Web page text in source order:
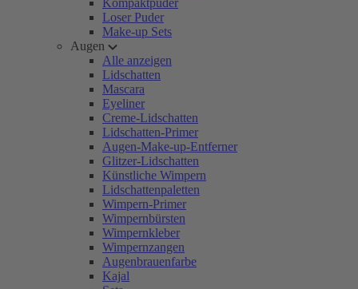
Kompaktpuder
Loser Puder
Make-up Sets
Augen
Alle anzeigen
Lidschatten
Mascara
Eyeliner
Creme-Lidschatten
Lidschatten-Primer
Augen-Make-up-Entferner
Glitzer-Lidschatten
Künstliche Wimpern
Lidschattenpaletten
Wimpern-Primer
Wimpernbürsten
Wimpernkleber
Wimpernzangen
Augenbrauenfarbe
Kajal